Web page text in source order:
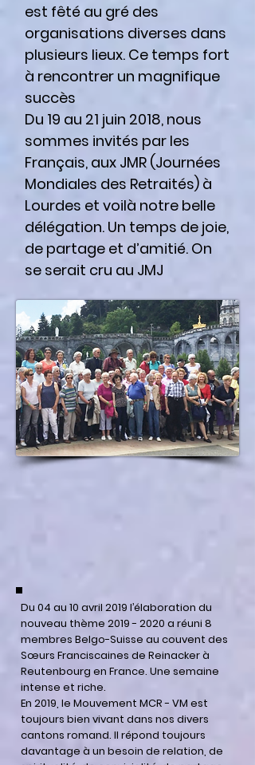
est fêté au gré des
organisations diverses dans
plusieurs lieux. Ce temps fort
à rencontrer un magnifique
succès
Du 19 au 21 juin 2018, nous
sommes invités par les
Français, aux JMR (Journées
Mondiales des Retraités) à
Lourdes et voilà notre belle
délégation. Un temps de joie,
de partage et d’amitié. On
se serait cru au JMJ
Du 04 au 10 avril 2019 l’élaboration du
nouveau thème 2019 - 2020 a réuni 8
membres Belgo-Suisse au couvent des
Sœurs Franciscaines de Reinacker à
Reutenbourg en France. Une semaine
intense et riche.
En 2019, le Mouvement MCR - VM est
toujours bien vivant dans nos divers
cantons romand. Il répond toujours
davantage à un besoin de relation, de